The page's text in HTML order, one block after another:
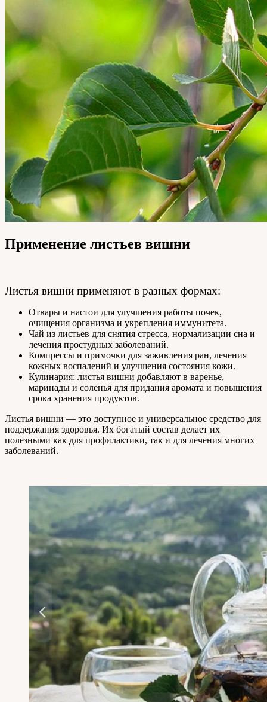
Применение листьев вишни
Листья вишни применяют в разных формах:
Отвары и настои для улучшения работы почек,
очищения организма и укрепления иммунитета.
Чай из листьев для снятия стресса, нормализации сна и
лечения простудных заболеваний.
Компрессы и примочки для заживления ран, лечения
кожных воспалений и улучшения состояния кожи.
Кулинария: листья вишни добавляют в варенье,
маринады и соленья для придания аромата и повышения
срока хранения продуктов.
Листья вишни — это доступное и универсальное средство для
поддержания здоровья. Их богатый состав делает их
полезными как для профилактики, так и для лечения многих
заболеваний.